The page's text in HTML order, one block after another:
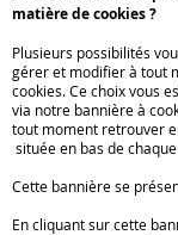
matière de cookies ?
Plusieurs possibilités
gérer et modifier à tout
cookies. Ce choix vous
via notre bannière à
tout moment retrouver
située en bas de
Cette bannière se
En cliquant sur cette